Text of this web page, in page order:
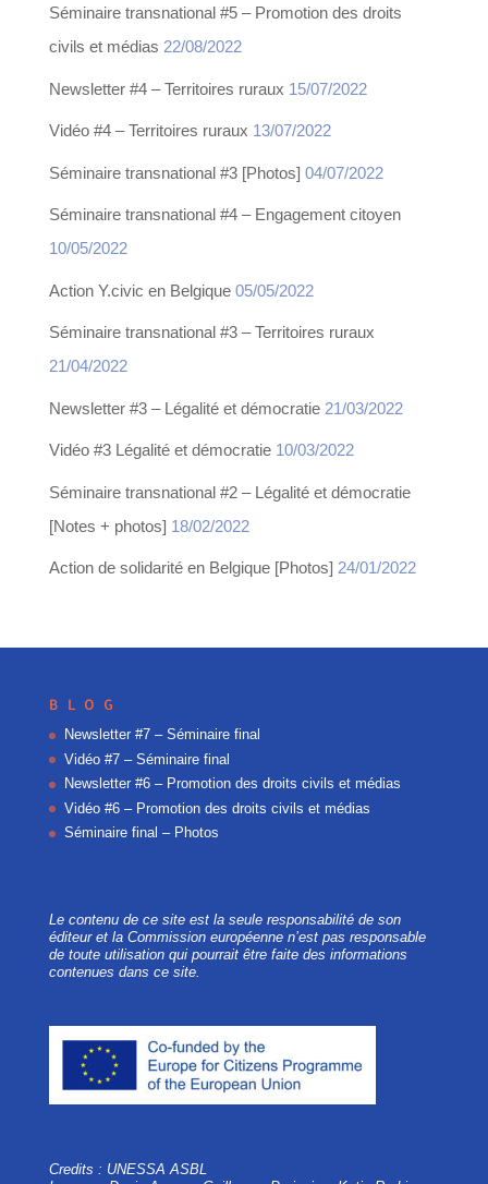
Séminaire transnational #5 – Promotion des droits
civils et médias 22/08/2022
Newsletter #4 – Territoires ruraux 15/07/2022
Vidéo #4 – Territoires ruraux 13/07/2022
Séminaire transnational #3 [Photos] 04/07/2022
Séminaire transnational #4 – Engagement citoyen
10/05/2022
Action Y.civic en Belgique 05/05/2022
Séminaire transnational #3 – Territoires ruraux
21/04/2022
Newsletter #3 – Légalité et démocratie 21/03/2022
Vidéo #3 Légalité et démocratie 10/03/2022
Séminaire transnational #2 – Légalité et démocratie
[Notes + photos] 18/02/2022
Action de solidarité en Belgique [Photos] 24/01/2022
BLOG
Newsletter #7 – Séminaire final
Vidéo #7 – Séminaire final
Newsletter #6 – Promotion des droits civils et médias
Vidéo #6 – Promotion des droits civils et médias
Séminaire final – Photos
Le contenu de ce site est la seule responsabilité de son
éditeur et la Commission européenne n’est pas responsable
de toute utilisation qui pourrait être faite des informations
contenues dans ce site.
Credits : UNESSA ASBL